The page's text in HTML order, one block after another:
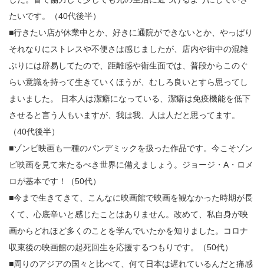
たいです。（40代後半）
■行きたい店が休業中とか、好きに通院ができないとか、やっぱり
それなりにストレスや不便さは感じましたが、店内や街中の混雑
ぶりには辟易してたので、距離感や衛生面では、普段からこのぐ
らい意識を持って生きていくほうが、むしろ良いとすら思ってし
まいました。 日本人は潔癖になっている、潔癖は免疫機能を低下
させると言う人もいますが、我は我、人は人だと思ってます。
（40代後半）
■ゾンビ映画も一種のパンデミックを扱った作品です。今こそゾン
ビ映画を見て来たるべき世界に備えましょう。ジョージ・A・ロメ
ロが基本です！（50代）
■今まで生きてきて、こんなに映画館で映画を観なかった時期が長
くて、心底辛いと感じたことはありません。改めて、私自身が映
画からどれほど多くのことを学んでいたかを知りました。コロナ
収束後の映画館の起死回生を応援するつもりです。（50代）
■周りのアジアの国々と比べて、何て日本は遅れているんだと痛感